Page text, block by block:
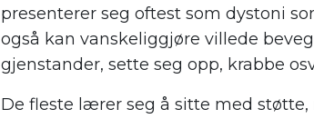
presenterer seg oftest som dystoni
også kan vanskeliggjøre villede
gjenstander, sette seg opp, krabbe
De fleste lærer seg å sitte med